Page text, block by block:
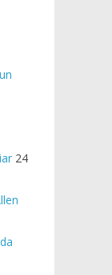
24